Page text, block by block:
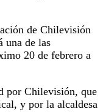
de Chilevisión
una de las
20 de febrero a
por Chilevisión, que
y por la alcaldesa